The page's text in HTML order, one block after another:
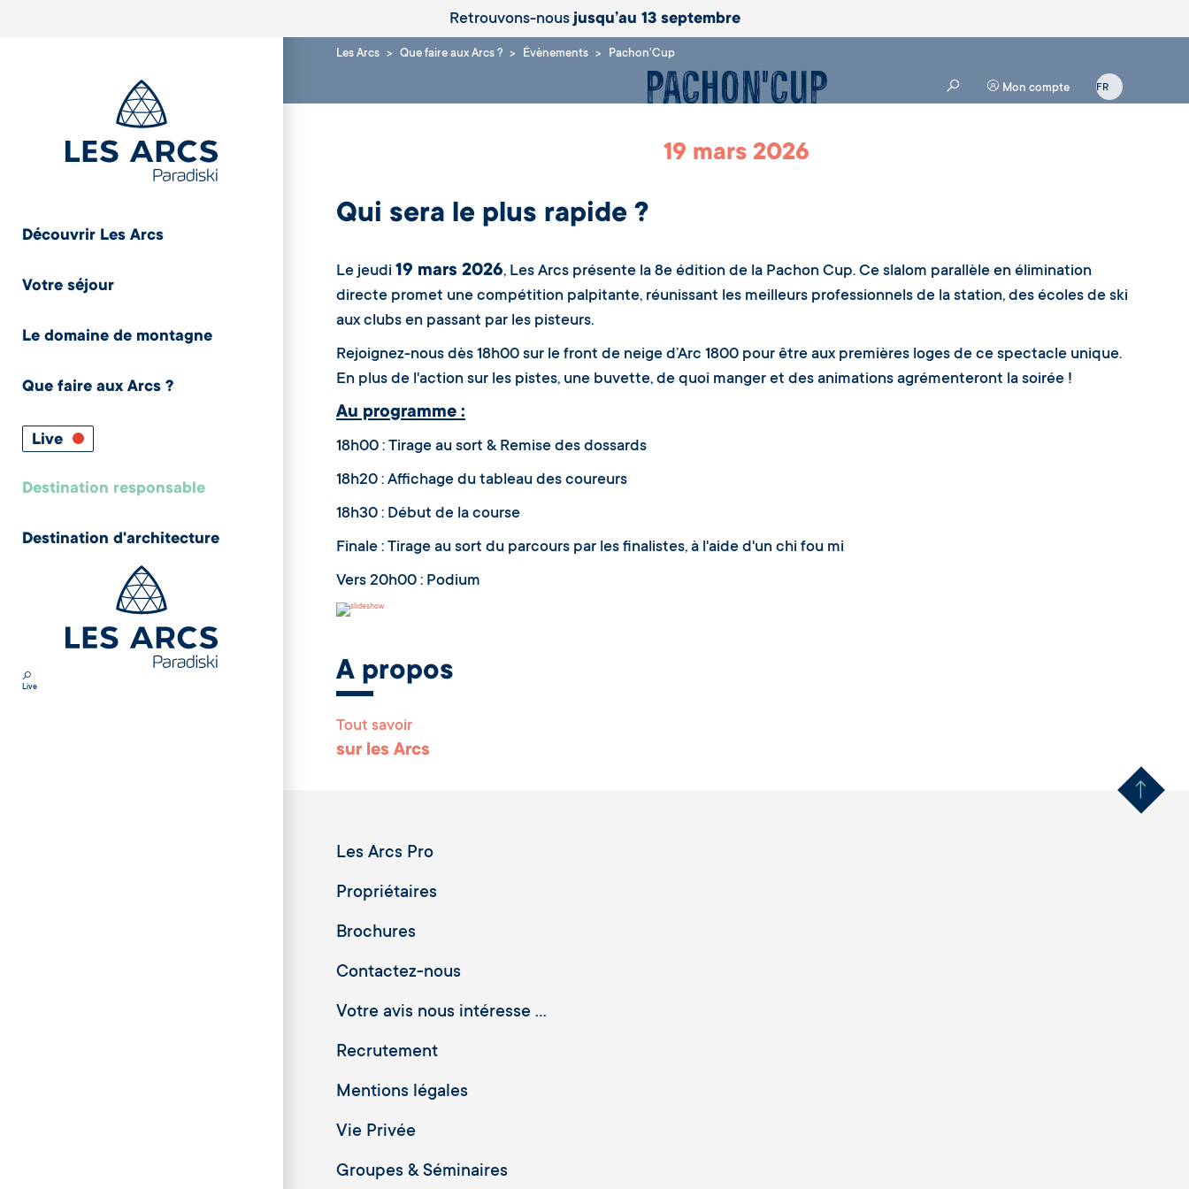
Retrouvons-nousjusqu’au 13 septembre
Découvrir Les Arcs
Votre séjour
Le domaine de montagne
Que faire aux Arcs ?
Live
Destination responsable
Destination d'architecture
Live
Les Arcs Que faire aux Arcs ? Évènements Pachon'Cup
Mon compte
Pachon'Cup
19 mars 2026
Qui sera le plus rapide ?
Le jeudi 19 mars 2026, Les Arcs présente la 8e édition de la Pachon Cup. Ce slalom parallèle en élimination
directe promet une compétition palpitante, réunissant les meilleurs professionnels de la station, des écoles de ski
aux clubs en passant par les pisteurs.
Rejoignez-nous dès 18h00 sur le front de neige d’Arc 1800 pour être aux premières loges de ce spectacle unique.
En plus de l'action sur les pistes, une buvette, de quoi manger et des animations agrémenteront la soirée !
Au programme :
18h00 : Tirage au sort & Remise des dossards
18h20 : Affichage du tableau des coureurs
18h30 : Début de la course
Finale : Tirage au sort du parcours par les finalistes, à l'aide d'un chi fou mi
Vers 20h00 : Podium
A propos
Tout savoir
sur les Arcs Remonter
Les Arcs Pro
Propriétaires
Brochures
Contactez-nous
Votre avis nous intéresse ...
Recrutement
Mentions légales
Vie Privée
Groupes & Séminaires